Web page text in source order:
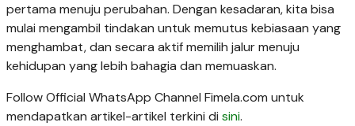
pertama menuju perubahan. Dengan kesadaran, kita bisa
mulai mengambil tindakan untuk memutus kebiasaan yang
menghambat, dan secara aktif memilih jalur menuju
kehidupan yang lebih bahagia dan memuaskan.
Follow Official WhatsApp Channel Fimela.com untuk
mendapatkan artikel-artikel terkini di sini.